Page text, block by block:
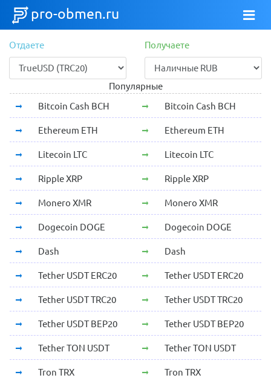
pro-obmen.ru
Отдаете Получаете
Популярные
Bitcoin Cash BCH
Bitcoin Cash BCH
Ethereum ETH Ethereum ETH
Litecoin LTC Litecoin LTC
Ripple XRP Ripple XRP
Monero XMR Monero XMR
Dogecoin DOGE Dogecoin DOGE
Dash Dash
Tether USDT ERC20 Tether USDT ERC20
Tether USDT TRC20 Tether USDT TRC20
Tether USDT BEP20 Tether USDT BEP20
Tether TON USDT Tether TON USDT
Tron TRX Tron TRX